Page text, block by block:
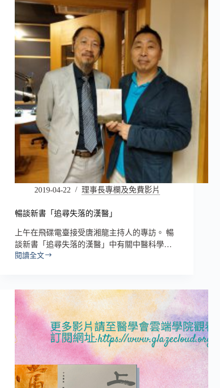
2019-04-22 理事長專欄及免費影片
暢談新書「追尋失落的漢醫」
上午在飛碟電臺接受唐湘龍主持人的專訪。 暢
談新書「追尋失落的漢醫」中有關中醫科學…
閱讀全文